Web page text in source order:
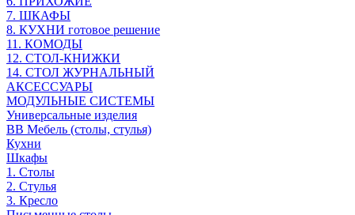
7. ШКАФЫ
8. КУХНИ готовое решение
11. КОМОДЫ
12. СТОЛ-КНИЖКИ
14. СТОЛ ЖУРНАЛЬНЫЙ
АКСЕССУАРЫ
МОДУЛЬНЫЕ СИСТЕМЫ
Универсальные изделия
ВВ Мебель (столы, стулья)
Кухни
Шкафы
1. Столы
2. Стулья
3. Кресло